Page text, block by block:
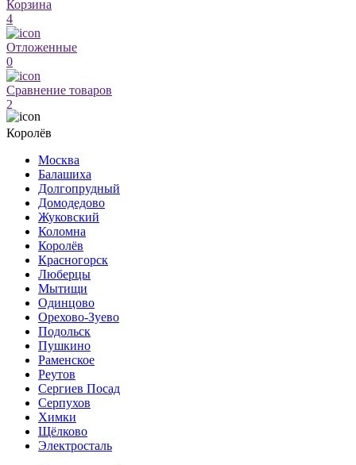
Корзина
4
Отложенные
0
Сравнение товаров
2
Королёв
Москва
Балашиха
Долгопрудный
Домодедово
Жуковский
Коломна
Королёв
Красногорск
Люберцы
Мытищи
Одинцово
Орехово-Зуево
Подольск
Пушкино
Раменское
Реутов
Сергиев Посад
Серпухов
Химки
Щёлково
Электросталь